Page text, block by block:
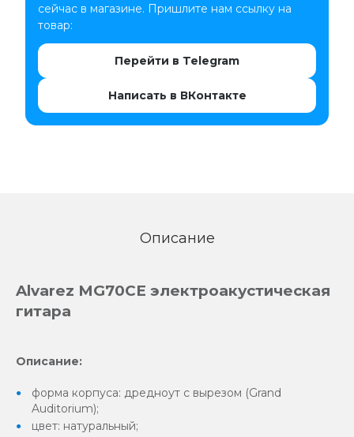
сейчас в магазине. Пришлите нам ссылку на
товар:
Перейти в Telegram
Написать в ВКонтакте
Описание
Alvarez MG70CE электроакустическая
гитара
Описание:
форма корпуса: дредноут с вырезом (Grand
Auditorium);
цвет: натуральный;